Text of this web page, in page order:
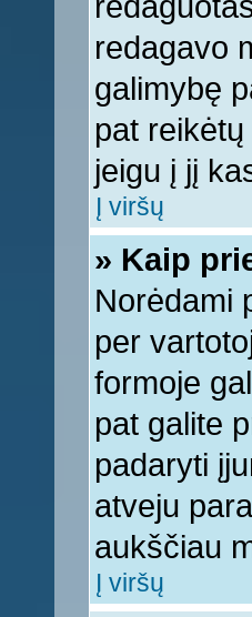
redagavo
galimybę
pat
jeigu į jį
Į viršų
» Kaip
Norėdami
per
formoje
pat galite
padaryti
atveju
aukščiau
Į viršų